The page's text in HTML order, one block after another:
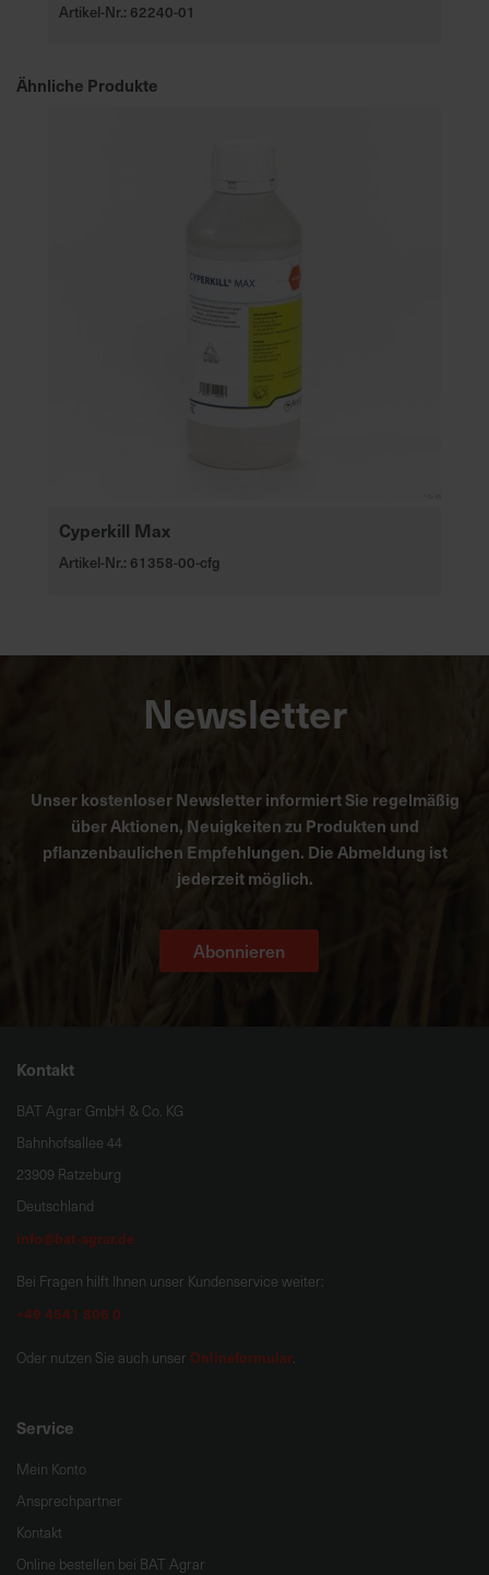
Artikel-Nr.: 62240-01
Ähnliche Produkte
Cyperkill Max
Artikel-Nr.: 61358-00-cfg
Newsletter
Unser kostenloser Newsletter informiert Sie regelmäßig
über Aktionen, Neuigkeiten zu Produkten und
pflanzenbaulichen Empfehlungen. Die Abmeldung ist
jederzeit möglich.
Abonnieren
Kontakt
BAT Agrar GmbH & Co. KG
Bahnhofsallee 44
23909 Ratzeburg
Deutschland
info@bat-agrar.de
Bei Fragen hilft Ihnen unser Kundenservice weiter:
+49 4541 806 0
Oder nutzen Sie auch unser Onlineformular.
Service
Mein Konto
Ansprechpartner
Kontakt
Online bestellen bei BAT Agrar